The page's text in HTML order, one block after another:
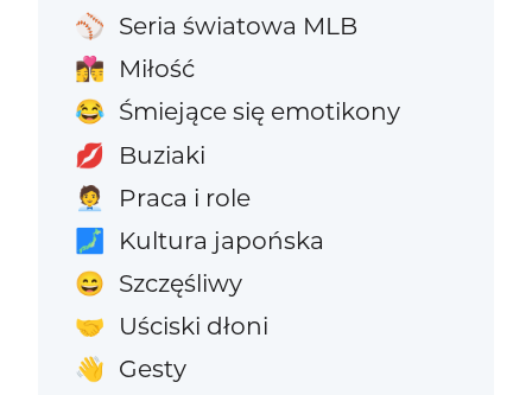
⚾ Seria światowa MLB
👩‍❤️‍💋‍👨 Miłość
😂 Śmiejące się emotikony
💋 Buziaki
🧑‍💼 Praca i role
🗾 Kultura japońska
😄 Szczęśliwy
🤝 Uściski dłoni
👋 Gesty